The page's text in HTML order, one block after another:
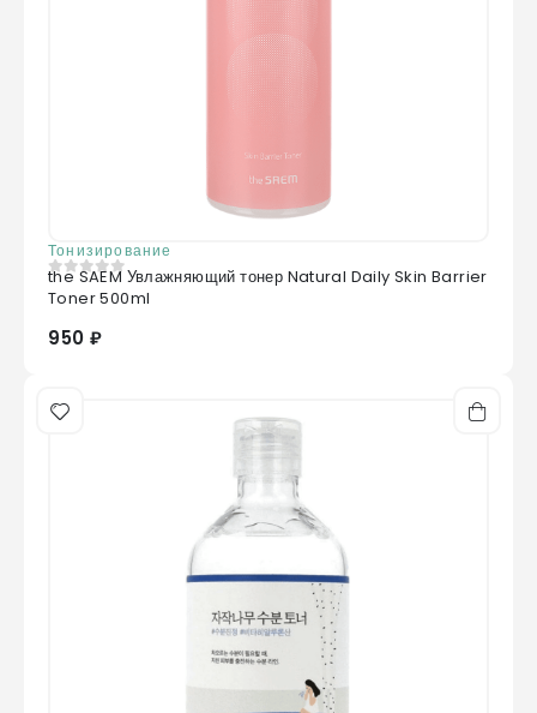
Тонизирование
0 из 5
the SAEM Увлажняющий тонер Natural Daily Skin Barrier
Toner 500ml
950 ₽